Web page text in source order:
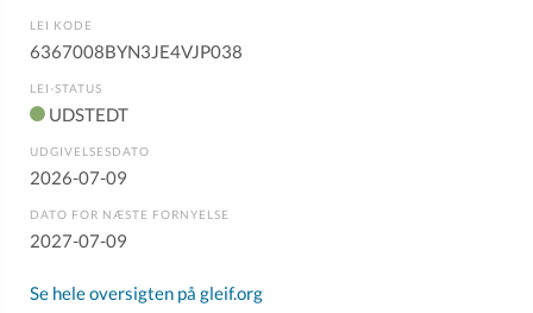
LEI KODE
6367008BYN3JE4VJP038
LEI-STATUS
UDSTEDT
UDGIVELSESDATO
2026-07-09
DATO FOR NÆSTE FORNYELSE
2027-07-09
Se hele oversigten på gleif.org